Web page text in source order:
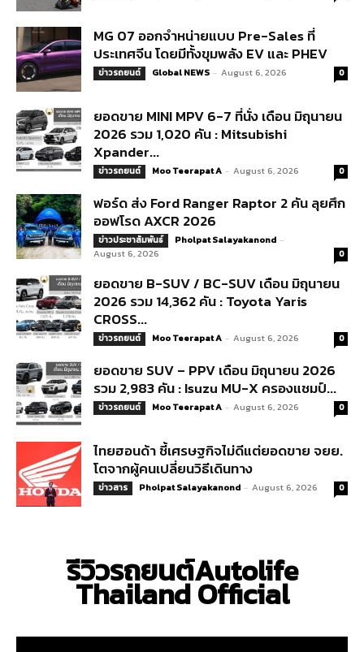
MG 07 ออกจำหน่ายแบบ Pre-Sales ที่
ประเทศจีน โดยมีทั้งขุมพลัง EV และ PHEV
ข่าวรถยนต์ Global NEWS - August 6, 2026 0
ยอดขาย MINI MPV 6-7 ที่นั่ง เดือน มิถุนายน
2026 รวม 1,020 คัน : Mitsubishi
Xpander...
ข่าวรถยนต์ Moo Teerapat A - August 6, 2026 0
ฟอร์ด ส่ง Ford Ranger Raptor 2 คัน ลุยศึก
ออฟโรด AXCR 2026
ข่าวประชาสัมพันธ์ Pholpat Salayakanond -
August 6, 2026
0
ยอดขาย B-SUV / BC-SUV เดือน มิถุนายน
2026 รวม 14,362 คัน : Toyota Yaris
CROSS...
ข่าวรถยนต์ Moo Teerapat A - August 6, 2026 0
ยอดขาย SUV – PPV เดือน มิถุนายน 2026
รวม 2,983 คัน : Isuzu MU-X ครองแชมป์...
ข่าวรถยนต์ Moo Teerapat A - August 6, 2026 0
ไทยฮอนด้า ชี้เศรษฐกิจไม่ดีแต่ยอดขาย จยย.
โตจากผู้คนเปลี่ยนวิธีเดินทาง
ข่าวสาร Pholpat Salayakanond - August 6, 2026 0
รีวิวรถยนต์Autolife
Thailand Official